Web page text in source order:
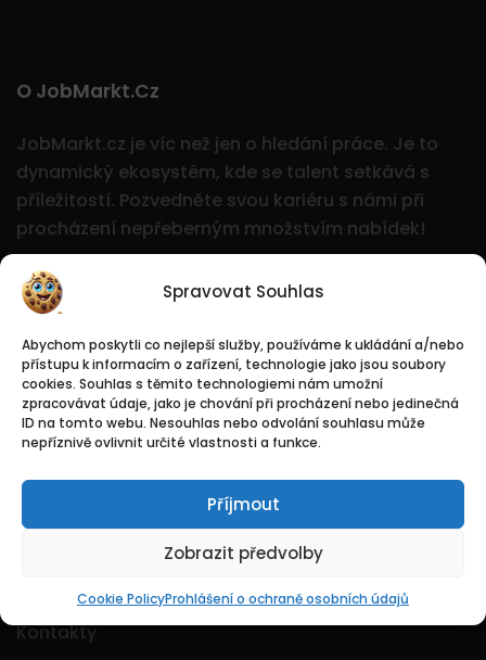
Spravovat Souhlas
Abychom poskytli co nejlepší služby, používáme k ukládání a/nebo
přístupu k informacím o zařízení, technologie jako jsou soubory
cookies. Souhlas s těmito technologiemi nám umožní
zpracovávat údaje, jako je chování při procházení nebo jedinečná
ID na tomto webu. Nesouhlas nebo odvolání souhlasu může
nepříznivě ovlivnit určité vlastnosti a funkce.
Příjmout
Zobrazit předvolby
Cookie PolicyProhlášení o ochraně osobních údajů
O JobMarkt.cz
JobMarkt.cz je víc než jen o hledání práce. Je to
dynamický ekosystém, kde se talent setkává s
příležitostí. Pozvedněte svou kariéru s námi při
procházení nepřeberným množstvím nabídek!
Logo Jobmarkt.cz ® je registrovaná ochranná
známka.
Kontakty